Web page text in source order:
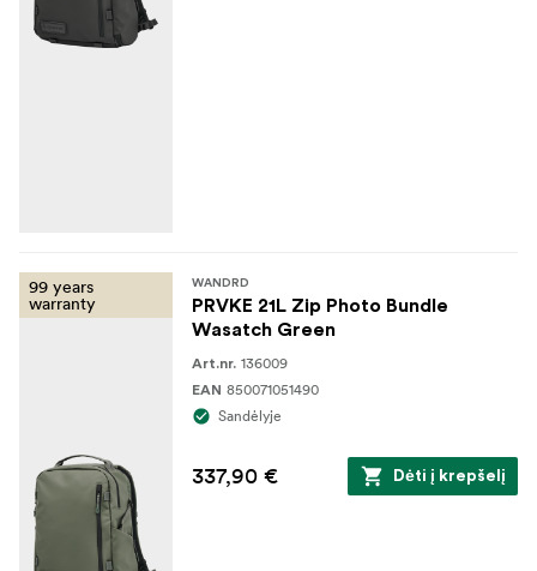
99 years
warranty
WANDRD
PRVKE 21L Zip Photo Bundle
Wasatch Green
Art.nr. 136009
EAN 850071051490
Sandėlyje
337,90 € Dėti į krepšelį